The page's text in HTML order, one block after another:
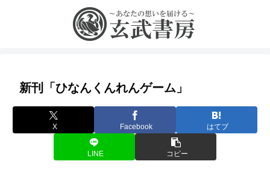
新刊「ひなんくんれんゲーム」
X Facebook はてブ
LINE コピー